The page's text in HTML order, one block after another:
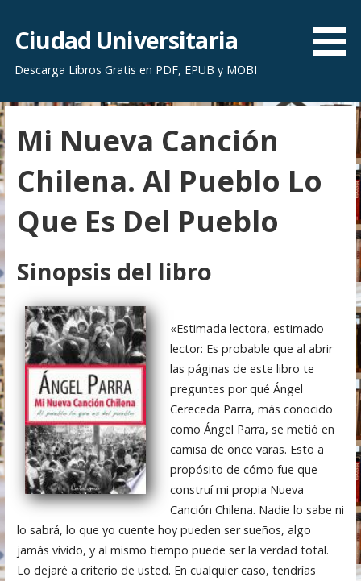
r
a
l
c
o
n
e
n
i
d
o
Ciudad Universitaria
Descarga Libros Gratis en PDF, EPUB y MOBI
Mi Nueva Canción
Chilena. Al Pueblo Lo
Que Es Del Pueblo
Sinopsis del libro
«Estimada lectora, estimado
lector: Es probable que al abrir
las páginas de este libro te
preguntes por qué Ángel
Cereceda Parra, más conocido
como Ángel Parra, se metió en
camisa de once varas. Esto a
propósito de cómo fue que
construí mi propia Nueva
Canción Chilena. Nadie lo sabe ni
lo sabrá, lo que yo cuente hoy pueden ser sueños, algo
jamás vivido, y al mismo tiempo puede ser la verdad total.
Lo dejaré a criterio de usted. En cualquier caso, tendrías